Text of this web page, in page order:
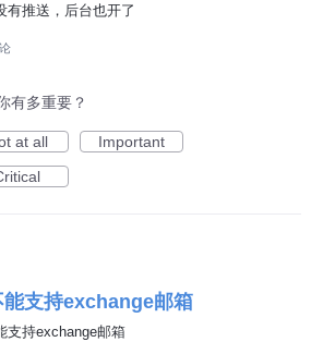
有推送，后台也开了
有多重要？
at all
Important
能支持exchange邮箱
支持exchange邮箱